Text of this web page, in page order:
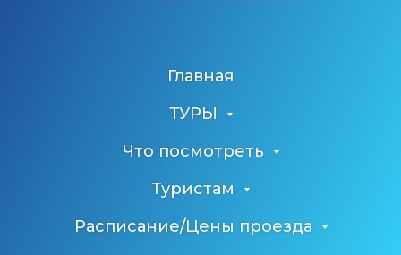
Главная
ТУРЫ
Что посмотреть
Туристам
Расписание/Цены проезда